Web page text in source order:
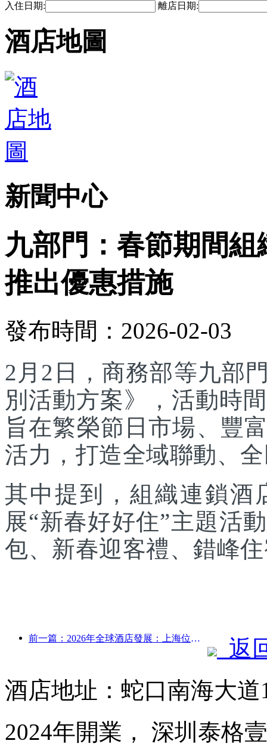
入住日期: 離店日期:
酒店地圖
新聞中心
九部門：春節期間
推出優惠措施
發布時間：2026-02-03
2月2日，商務部等九部
別活動方案》，活動時
旨在繁榮節日市場、豐
活力，打造全域聯動、
其中提到，組織連鎖酒
展“新春好好住”主題活
包、新春迎客禮、錯峰
前一篇：2026年全球酒店發展：上海位居客房新增量榜首
返
酒店地址：蛇口南海大
2024年開業， 深圳泰